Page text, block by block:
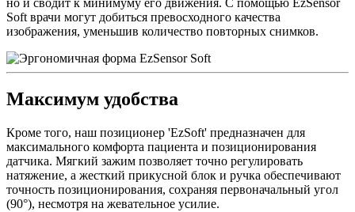
Soft врачи могут добиться превосходного качества
изображения, уменьшив количество повторных снимков.
Максимум удобства
Кроме того, наш позиционер 'EzSoft' предназначен для
максимального комфорта пациента и позиционирования
датчика. Мягкий зажим позволяет точно регулировать
натяжение, а жесткий прикусной блок и ручка обеспечивают
точность позиционирования, сохраняя первоначальный угол
(90°), несмотря на жевательное усилие.